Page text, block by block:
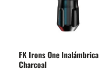
FK Irons One Inalámbrica
Charcoal
variantes.
opciones
pueden
elegir